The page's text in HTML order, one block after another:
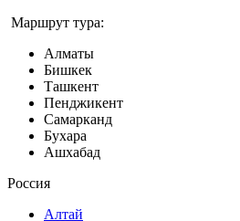
Маршрут тура:
Алматы
Бишкек
Ташкент
Пенджикент
Самарканд
Бухара
Ашхабад
Россия
Алтай